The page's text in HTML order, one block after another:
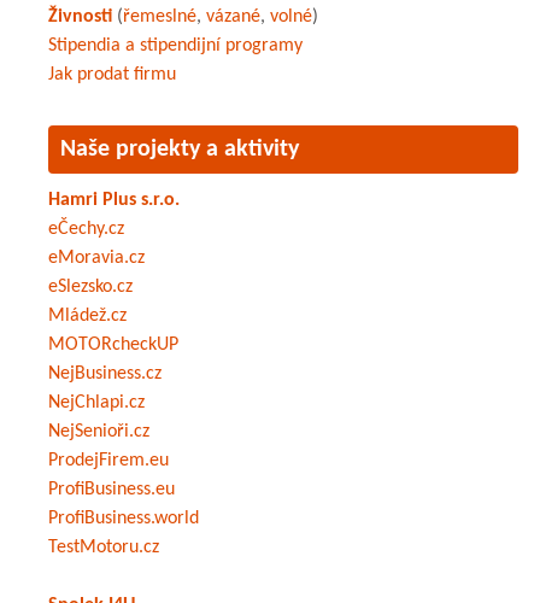
Živnosti (řemeslné, vázané, volné)
Stipendia a stipendijní programy
Jak prodat firmu
Naše projekty a aktivity
Hamri Plus s.r.o.
eČechy.cz
eMoravia.cz
eSlezsko.cz
Mládež.cz
MOTORcheckUP
NejBusiness.cz
NejChlapi.cz
NejSenioři.cz
ProdejFirem.eu
ProfiBusiness.eu
ProfiBusiness.world
TestMotoru.cz